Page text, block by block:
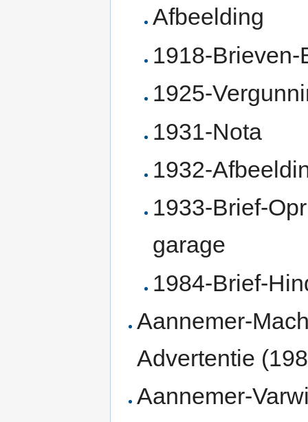
Afbeelding
1918-
1925-
1931-Nota
1932-
1933-Brief-
garage
1984-Brief-
Aannemer-
Advertentie
Aannemer-